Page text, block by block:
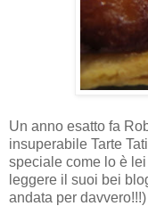
Un anno esatto fa
insuperabile Tarte
speciale come lo è
leggere il suoi bei
andata per